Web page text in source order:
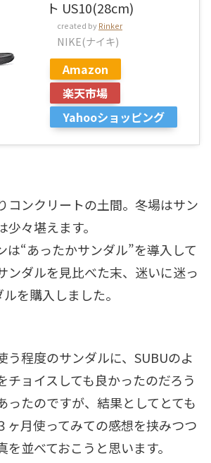
ト US10(28cm)
created byRinker
NIKE(ナイキ)
Amazon
楽天市場
Yahooショッピング
コンクリートの土間。冬場はサン
々堪えます。
は“あったかサンダル”を導入して
ンダルを見比べた末、迷いに迷っ
を購入しました。
う程度のサンダルに、SUBUのよ
チョイスしても良かったのだろう
ったのですが、結果としてとても
ヶ月使ってみての感想を挟みつつ
並べておこうと思います。